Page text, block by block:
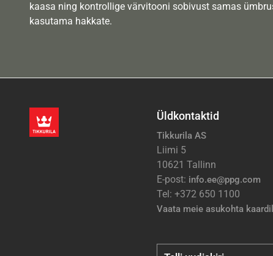
kaasa ning kontrollige värvitooni sobivust samas
kasutama hakkate.
Üldkontaktid
Tikkurila AS
Liimi 5
10621 Tallinn
E-post: info.ee@ppg.com
Tel: +372 650 1100
Vaata meie asukohta kaardil